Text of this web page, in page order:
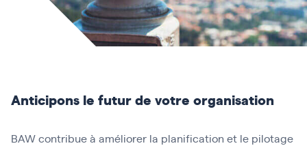
Anticipons le futur de votre organisation
BAW contribue à améliorer la planification et le pilotage